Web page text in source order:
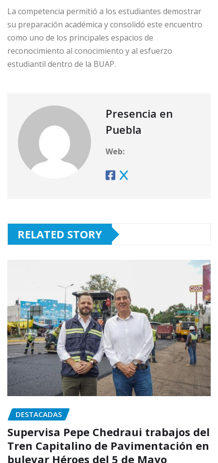
La competencia permitió a los estudiantes demostrar
su preparación académica y consolidó este encuentro
como uno de los principales espacios de
reconocimiento al conocimiento y al esfuerzo
estudiantil dentro de la BUAP.
Presencia en
Puebla
Web:
RELATED STORY
DESTACADAS
Supervisa Pepe Chedraui trabajos del
Tren Capitalino de Pavimentación en
bulevar Héroes del 5 de Mayo